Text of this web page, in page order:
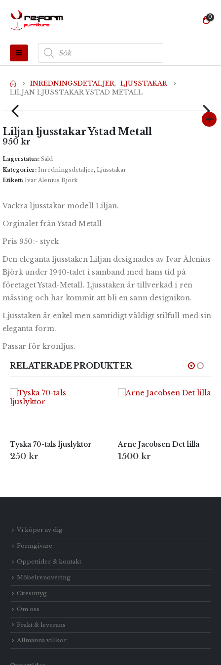
0
Produktsökning
INREDNINGSDETALJER, LJUSSTAKAR
LILJAN LJUSSTAKAR YSTAD METALL
Liljan ljusstakar Ystad Metall
950 kr
Lagerstatus: Såld
Kategorier: Inredningsdetaljer, Ljusstakar
Etikett: Ivar Ålenius Björk
Vackra ljusstakar modell Liljan.
Orginalet från Ystad Metall
Pris 950:- styck
Den eleganta ljusstaken Liljan designades av Ivar Ålenius
Björk under 1940-talet i samband med hans tid på
företaget Ystad-Metall. Ljusstaken är tillverkad i ren
mässing och har kommit att bli en sann designikon.
Ljusstaken är enkel men samtidigt väldigt stilfull med sin
eleganta form.
Passar för kronljus.
RELATERADE PRODUKTER
Tyska 70-tals ljuslyktor
250 kr
Arne Jacobsen Det lilla
1500 kr
Vi köper av dig
Formgivare
Öppettider & kontakt
Möbelrenovering
Citesintyg
Om oss
Frakt & leverans
Allmänna villkor